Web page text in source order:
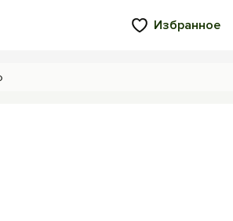
Избранное